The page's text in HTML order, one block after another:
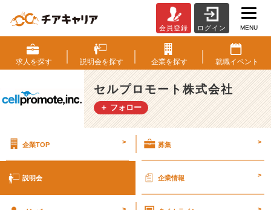
ル
プ
ロ
モ
ー
ト
社
明
会員登録 ログイン MENU
求人を探す 説明会を探す 企業を探す 就職イベント
セルプロモート株式会社
＋ フォロー
企業TOP > 募集 >
説明会 企業情報 >